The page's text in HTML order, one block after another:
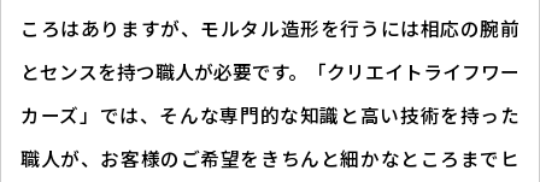
ころはありますが、モルタル造形を行うには相応の腕前
とセンスを持つ職人が必要です。「クリエイトライフワー
カーズ」では、そんな専門的な知識と高い技術を持った
職人が、お客様のご希望をきちんと細かなところまでヒ